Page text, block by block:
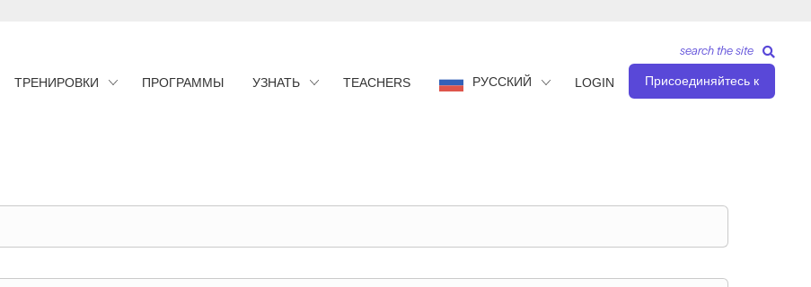
ТРЕНИРОВКИ ПРОГРАММЫ УЗНАТЬ TEACHERS РУССКИЙ LOGIN Присоединяйтесь к
search the site